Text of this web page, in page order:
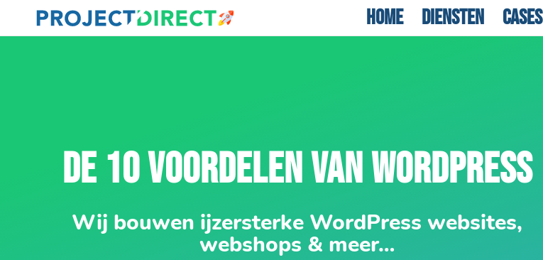
Home Diensten Cases
DE 10 VOORDELEN VAN WORDPRESS
Wij bouwen ijzersterke WordPress websites,
webshops & meer…